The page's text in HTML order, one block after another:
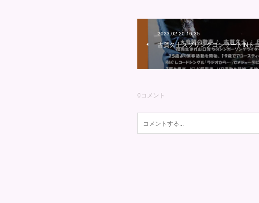
2023.02.20 16:35
古賀久士スプリングコンサートINト
0コメント